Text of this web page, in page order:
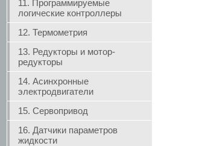
11. Программируемые
логические контроллеры
12. Термометрия
13. Редукторы и мотор-
редукторы
14. Асинхронные
электродвигатели
15. Сервопривод
16. Датчики параметров
жидкости